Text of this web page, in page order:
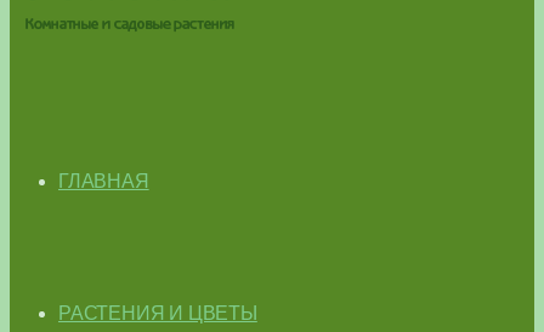
ГЛАВНАЯ
РАСТЕНИЯ И ЦВЕТЫ